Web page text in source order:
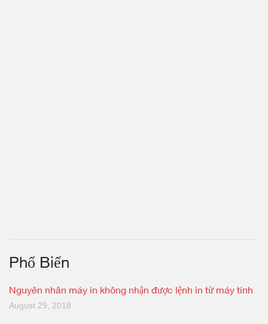
Phổ Biến
Nguyên nhân máy in không nhận được lệnh in từ máy tính
August 29, 2018